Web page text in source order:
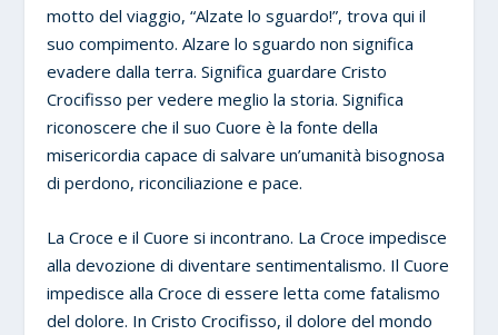
motto del viaggio, “Alzate lo sguardo!”, trova qui il
suo compimento. Alzare lo sguardo non significa
evadere dalla terra. Significa guardare Cristo
Crocifisso per vedere meglio la storia. Significa
riconoscere che il suo Cuore è la fonte della
misericordia capace di salvare un’umanità bisognosa
di perdono, riconciliazione e pace.
La Croce e il Cuore si incontrano. La Croce impedisce
alla devozione di diventare sentimentalismo. Il Cuore
impedisce alla Croce di essere letta come fatalismo
del dolore. In Cristo Crocifisso, il dolore del mondo